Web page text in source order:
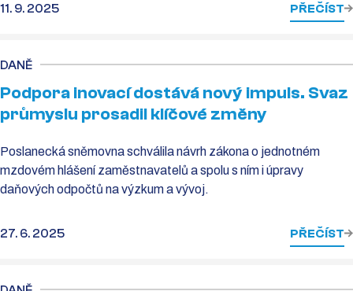
11. 9. 2025 PŘEČÍST
DANĚ
Podpora inovací dostává nový impuls. Svaz
průmyslu prosadil klíčové změny
Poslanecká sněmovna schválila návrh zákona o jednotném
mzdovém hlášení zaměstnavatelů a spolu s ním i úpravy
daňových odpočtů na výzkum a vývoj.
27. 6. 2025 PŘEČÍST